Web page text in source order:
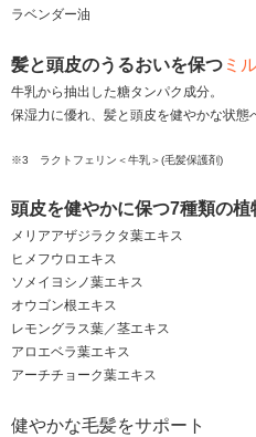
ラベンダー油
髪と頭皮のうるおいを保つ ミ
牛乳から抽出した糖タンパク成分。
保湿力に優れ、髪と頭皮を健やかな状態
※3 ラクトフェリン＜牛乳＞(毛髪保護剤)
頭皮を健やかに保つ7種類の植
メリアアザジラクタ葉エキス
ヒメフウロエキス
ソメイヨシノ葉エキス
オウゴン根エキス
レモングラス葉／茎エキス
アロエベラ葉エキス
アーチチョーク葉エキス
健やかな毛髪をサポート